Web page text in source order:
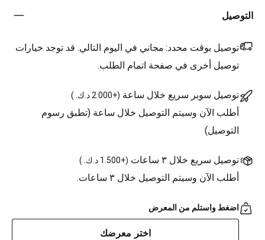
التوصيل
توصيل بوقت محدد: مجاني في اليوم التالي. قد توجد خيارات
توصيل أخرى في صفحة اتمام الطلب.
توصيل سوبر سريع خلال ساعة (+2.000 د.ك. )
أطلب الآن وسيتم التوصيل خلال ساعة (تطبق رسوم
التوصيل)
توصيل سريع خلال ٣ ساعات (+1.500 د.ك. )
أطلب الآن وسيتم التوصيل خلال ٣ ساعات.
اضغط واستلم من المعرض
اختر معرضك